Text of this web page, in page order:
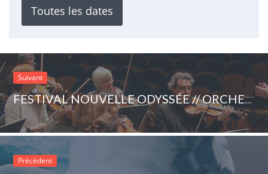
Toutes les dates
Suivant
FESTIVAL NOUVELLE ODYSSÉE // ORCHESTRE DES CHAMPS-ÉLYSÉES (FRA)
Précédent